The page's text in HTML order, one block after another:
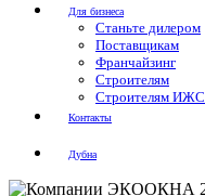
Для бизнеса
Станьте дилером
Поставщикам
Франчайзинг
Строителям
Строителям ИЖС
Контакты
Дубна